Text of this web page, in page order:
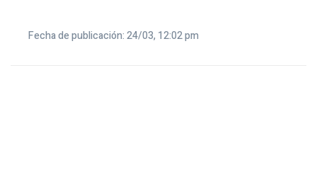
Fecha de publicación: 24/03, 12:02 pm